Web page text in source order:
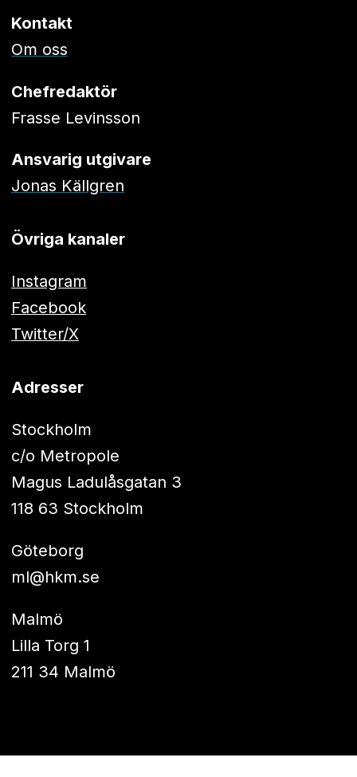
Kontakt
Om oss
Chefredaktör
Frasse Levinsson
Ansvarig utgivare
Jonas Källgren
Övriga kanaler
Instagram
Facebook
Twitter/X
Adresser
Stockholm
c/o Metropole
Magus Ladulåsgatan 3
118 63 Stockholm
Göteborg
ml@hkm.se
Malmö
Lilla Torg 1
211 34 Malmö